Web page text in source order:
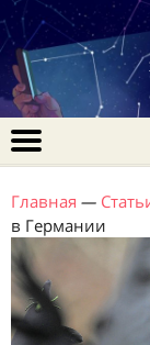
Главная —
в Германии